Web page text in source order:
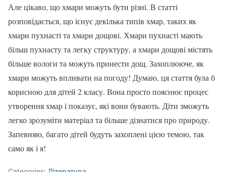
Але цікаво, що хмари можуть бути різні. В статті
розповідається, що існує декілька типів хмар, таких як
хмари пухнасті та хмари дощові. Хмари пухнасті мають
більш пухнасту та легку структуру, а хмари дощові містять
більше вологи та можуть принести дощ. Захоплююче, як
хмари можуть впливати на погоду! Думаю, ця стаття була б
корисною для дітей 2 класу. Вона просто пояснює процес
утворення хмар і показує, які вони бувають. Діти зможуть
легко зрозуміти матеріал та більше дізнатися про природу.
Запевняю, багато дітей будуть захоплені цією темою, так
само як і я!